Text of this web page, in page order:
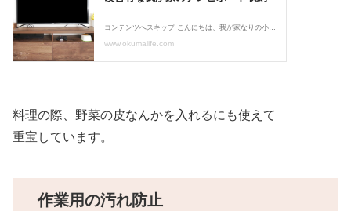
料理の際、野菜の皮なんかを入れるにも使えて
重宝しています。
作業用の汚れ防止